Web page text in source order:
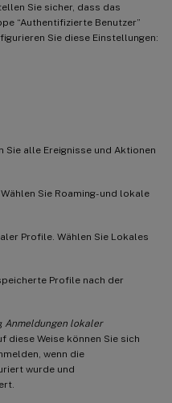
Sie sicher, dass das
“Authentifizierte Benutzer”
Sie diese Einstellungen:
alle Ereignisse und Aktionen
Sie Roaming- und lokale
Profile. Wählen Sie Lokales
Profile nach der
Anmeldungen lokaler
diese Weise können Sie sich
wenn die
wurde und